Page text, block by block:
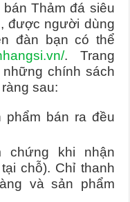
Thảm đá siêu
được người dùng
đàn bạn có thể
. Trang
chính sách
sau:
phẩm bán ra đều
chứng khi nhận
chỗ). Chỉ thanh
và sản phẩm